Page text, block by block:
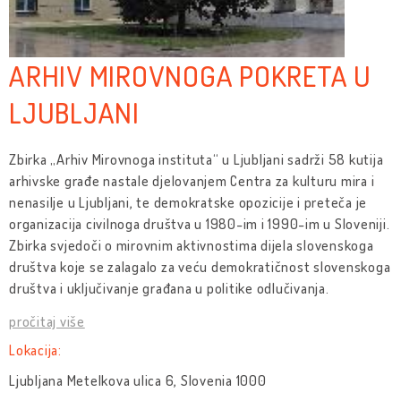
ARHIV MIROVNOGA POKRETA U
LJUBLJANI
Zbirka „Arhiv Mirovnoga instituta“ u Ljubljani sadrži 58 kutija
arhivske građe nastale djelovanjem Centra za kulturu mira i
nenasilje u Ljubljani, te demokratske opozicije i preteča je
organizacija civilnoga društva u 1980-im i 1990-im u Sloveniji.
Zbirka svjedoči o mirovnim aktivnostima dijela slovenskoga
društva koje se zalagalo za veću demokratičnost slovenskoga
društva i uključivanje građana u politike odlučivanja.
pročitaj više
Lokacija:
Ljubljana Metelkova ulica 6, Slovenia 1000